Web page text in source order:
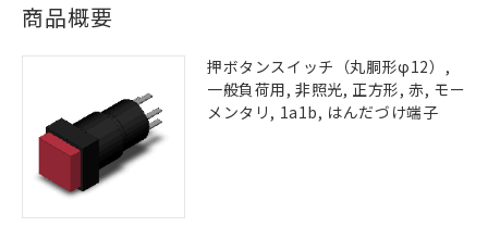
商品概要
押ボタンスイッチ（丸胴形φ12）,
一般負荷用, 非照光, 正方形, 赤, モー
メンタリ, 1a1b, はんだづけ端子